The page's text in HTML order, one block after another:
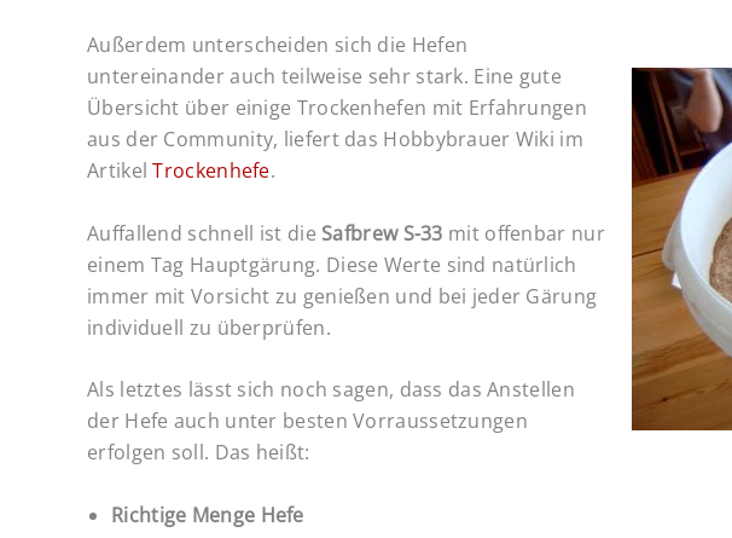
Außerdem unterscheiden sich die Hefen
untereinander auch teilweise sehr stark. Eine gute
Übersicht über einige Trockenhefen mit Erfahrungen
aus der Community, liefert das Hobbybrauer Wiki im
ArtikelTrockenhefe.
Auffallend schnell ist die Safbrew S-33 mit offenbar nur
einem Tag Hauptgärung. Diese Werte sind natürlich
immer mit Vorsicht zu genießen und bei jeder Gärung
individuell zu überprüfen.
Als letztes lässt sich noch sagen, dass das Anstellen
der Hefe auch unter besten Vorraussetzungen
erfolgen soll. Das heißt:
Richtige Menge Hefe